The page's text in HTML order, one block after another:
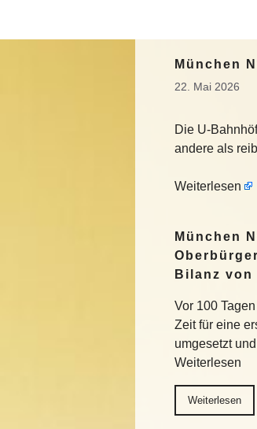
München
22. Mai 2026
Die U-
andere als
Weiterlesen
München
Bilanz von
Vor 100
Zeit für eine
umgesetzt
Weiterlesen
Weiterlesen